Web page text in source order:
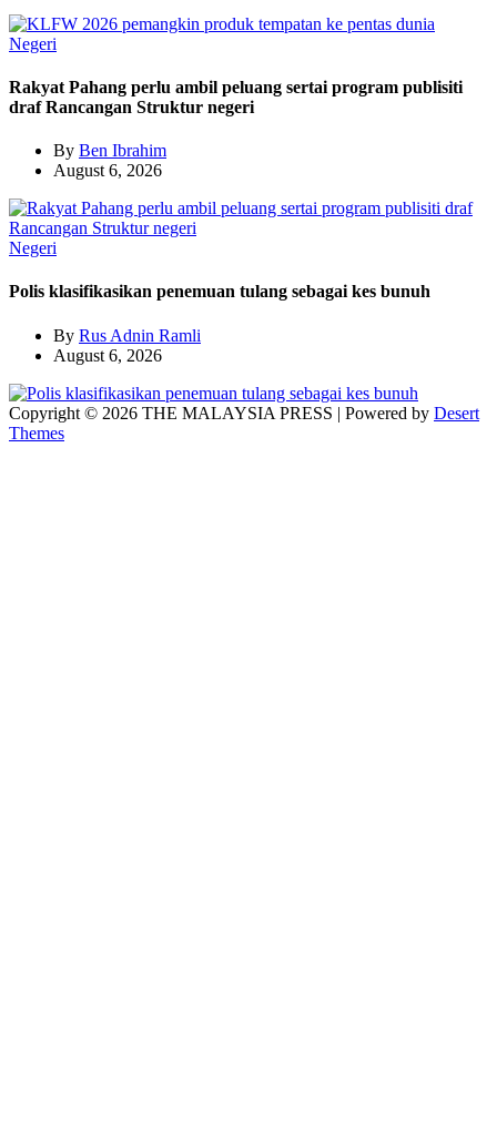
Negeri
Rakyat Pahang perlu ambil peluang sertai program publisiti
draf Rancangan Struktur negeri
By Ben Ibrahim
August 6, 2026
Negeri
Polis klasifikasikan penemuan tulang sebagai kes bunuh
By Rus Adnin Ramli
August 6, 2026
Copyright © 2026 THE MALAYSIA PRESS | Powered by Desert
Themes